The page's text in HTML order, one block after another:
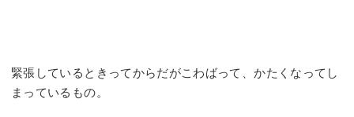
緊張しているときってからだがこわばって、かたくなってし
まっているもの。